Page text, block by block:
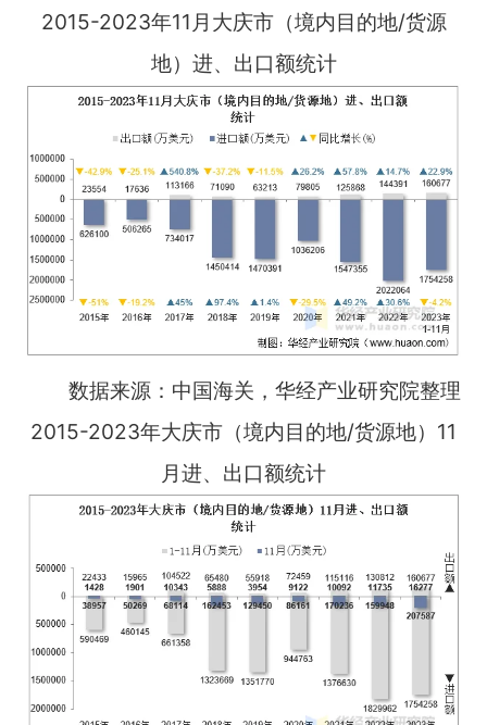
2015-2023年11月大庆市（境内目的地/货源
地）进、出口额统计
数据来源：中国海关，华经产业研究院整理
2015-2023年大庆市（境内目的地/货源地）11
月进、出口额统计